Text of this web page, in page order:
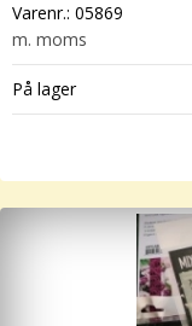
Varenr.: 05869
m. moms
På lager